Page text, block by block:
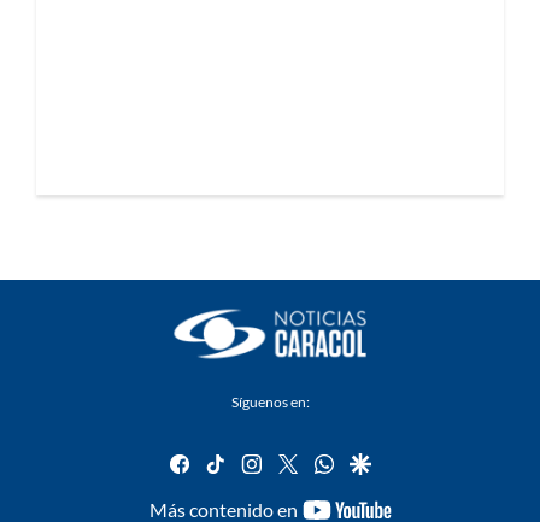
Síguenos en:
facebook
tiktok instagram
twitterwhatsapp
google
Más contenido en
youtube-